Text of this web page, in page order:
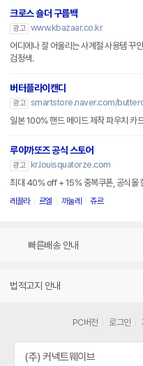
크로스 숄더 구름백
광고 www.kbazaar.co.kr
어디에나 잘 어울리는 사계절 사용템 꾸안
검정색.
버터플라이캔디
광고 smartstore.naver.com/
일본 100% 핸드
루이까또즈 공식 스토어
광고
kr.louisquatorze.com
최대 40% off + 15% 중복쿠폰, 공식몰
레끌라 르엘 까눌레 쥬르
빠른배송 안내
법적고지 안내
PC버전 로그인
(주) 커넥트웨이브